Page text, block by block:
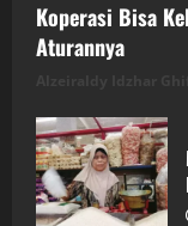
Koperasi Bisa
Aturannya